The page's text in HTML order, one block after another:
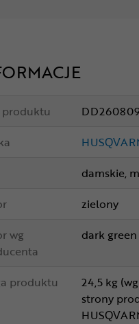
damskie,
zielony
wg
dark
produktu
24,5 kg
strony